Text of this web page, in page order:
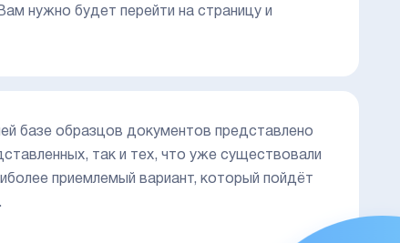
нужно будет перейти на страницу и
базе образцов документов представлено
так и тех, что уже существовали
приемлемый вариант, который пойдёт